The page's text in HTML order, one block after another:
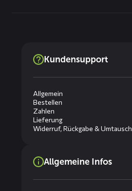
Kundensupport
Allgemein
Bestellen
Zahlen
Lieferung
Widerruf, Rückgabe & Umtausch
Allgemeine Infos